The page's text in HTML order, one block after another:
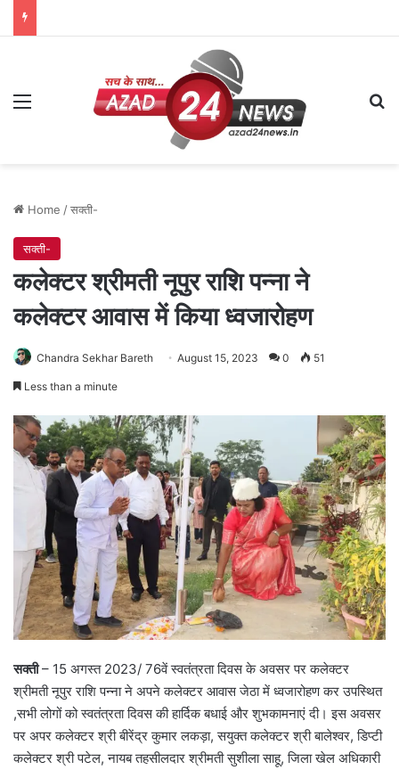
Menu
Home /सक्ती-
सक्ती-
कलेक्टर श्रीमती नूपुर राशि पन्ना ने
कलेक्टर आवास में किया ध्वजारोहण
Chandra Sekhar Bareth August 15, 2023 0 51
Less than a minute
सक्ती– 15 अगस्त 2023/ 76वें स्वतंत्रता दिवस के अवसर पर कलेक्टर
श्रीमती नूपुर राशि पन्ना ने अपने कलेक्टर आवास जेठा में ध्वजारोहण कर उपस्थित
,सभी लोगों को स्वतंत्रता दिवस की हार्दिक बधाई और शुभकामनाएं दी। इस अवसर
पर अपर कलेक्टर श्री बीरेंद्र कुमार लकड़ा, सयुक्त कलेक्टर श्री बालेश्वर, डिप्टी
कलेक्टर श्री पटेल, नायब तहसीलदार श्रीमती सुशीला साहू, जिला खेल अधिकारी